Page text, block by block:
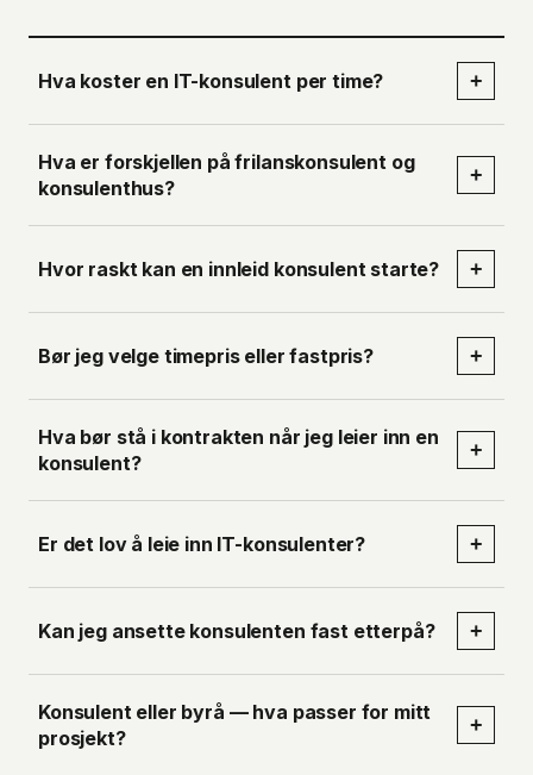
Hva koster en IT-konsulent per time? +
Hva er forskjellen på frilanskonsulent og
konsulenthus?
+
Hvor raskt kan en innleid konsulent starte? +
Bør jeg velge timepris eller fastpris? +
Hva bør stå i kontrakten når jeg leier inn en
konsulent?
+
Er det lov å leie inn IT-konsulenter? +
Kan jeg ansette konsulenten fast etterpå? +
Konsulent eller byrå — hva passer for mitt
prosjekt?
+